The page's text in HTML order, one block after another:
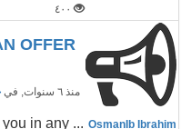
٤٠٠
منذ ٦ سنوات , في
OsmanIb Ibrahim
you in any